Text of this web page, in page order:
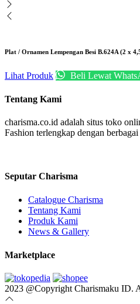
Plat / Ornamen Lempengan Besi B.624A (2 x
Lihat Produk Beli Lewat
Tentang Kami
charisma.co.id adalah situs toko
Fashion terlengkap dengan
Seputar Charisma
Catalogue Charisma
Tentang Kami
Produk Kami
News & Gallery
Marketplace
2023 @Copyright Charismaku ID.